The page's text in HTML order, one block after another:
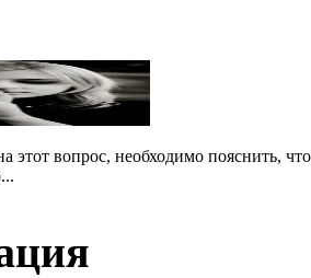
этот вопрос, необходимо пояснить,